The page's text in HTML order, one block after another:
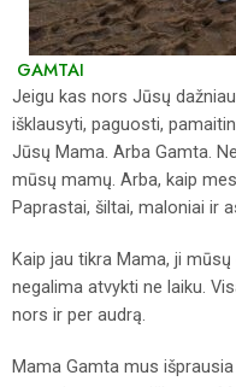
GAMTAI
Jeigu kas nors Jūsų
išklausyti, paguosti,
Jūsų Mama. Arba Gamta.
mūsų mamų. Arba, kaip
Paprastai, šiltai, maloniai ir
Kaip jau tikra Mama, ji
negalima atvykti ne laiku.
nors ir per audrą.
Mama Gamta mus